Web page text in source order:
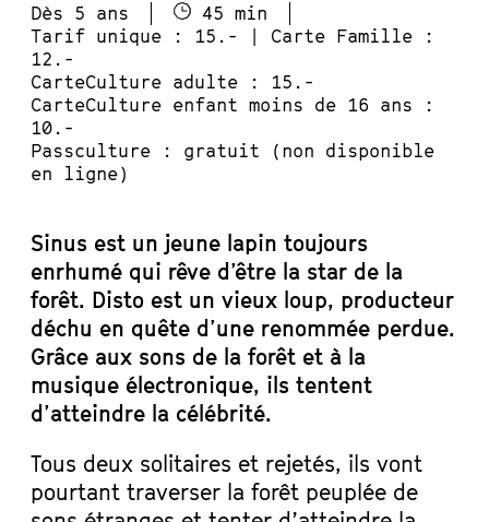
Dès 5 ans
45 min
Tarif unique : 15.- | Carte Famille :
12.-
CarteCulture adulte : 15.-
CarteCulture enfant moins de 16 ans :
10.-
Passculture : gratuit (non disponible
en ligne)
Sinus est un jeune lapin toujours
enrhumé qui rêve d’être la star de la
forêt. Disto est un vieux loup, producteur
déchu en quête d’une renommée perdue.
Grâce aux sons de la forêt et à la
musique électronique, ils tentent
d’atteindre la célébrité.
Tous deux solitaires et rejetés, ils vont
pourtant traverser la forêt peuplée de